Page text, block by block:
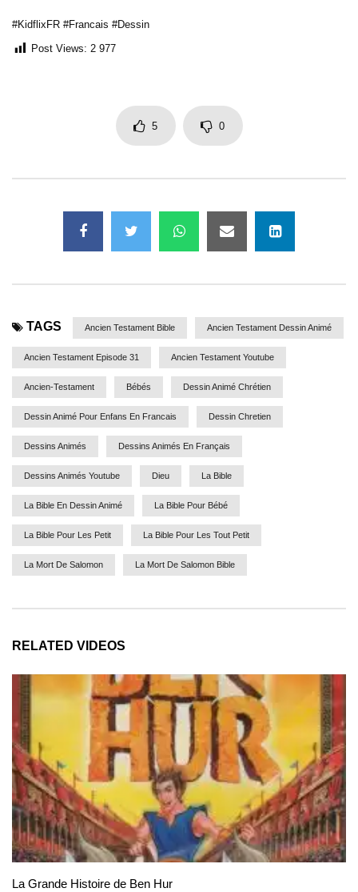
#KidflixFR #Francais #Dessin
Post Views: 2 977
5 0
TAGS Ancien Testament Bible Ancien Testament Dessin Animé
Ancien Testament Episode 31 Ancien Testament Youtube
Ancien-Testament Bébés Dessin Animé Chrétien
Dessin Animé Pour Enfans En Francais Dessin Chretien
Dessins Animés Dessins Animés En Français
Dessins Animés Youtube Dieu La Bible
La Bible En Dessin Animé La Bible Pour Bébé
La Bible Pour Les Petit La Bible Pour Les Tout Petit
La Mort De Salomon La Mort De Salomon Bible
RELATED VIDEOS
La Grande Histoire de Ben Hur